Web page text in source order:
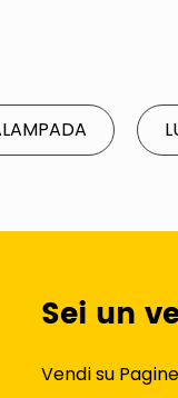
Sei un
Vendi su